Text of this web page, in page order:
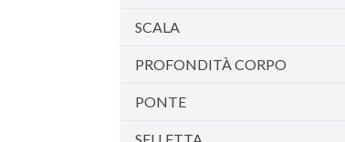
SCALA
PROFONDITÀ CORPO
PONTE